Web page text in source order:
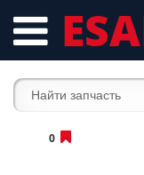
0